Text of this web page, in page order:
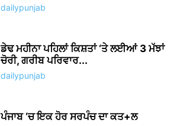
dailypunjab
ਡੇਢ ਮਹੀਨਾ ਪਹਿਲਾਂ ਕਿਸ਼ਤਾਂ ‘ਤੇ ਲਈਆਂ 3 ਮੱਝਾਂ
ਚੋਰੀ, ਗਰੀਬ ਪਰਿਵਾਰ...
dailypunjab
ਪੰਜਾਬ ‘ਚ ਇਕ ਹੋਰ ਸਰਪੰਚ ਦਾ ਕਤ+ਲ